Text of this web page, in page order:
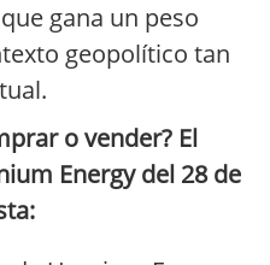
gana un peso
geopolítico tan
o vender? El
Energy del 28 de